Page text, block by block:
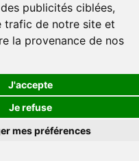
publicités ciblées,
trafic de notre site et
la provenance de nos
J'accepte
Je refuse
mes préférences